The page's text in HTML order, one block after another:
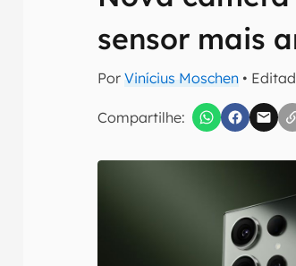
sensor mais
PorVinícius Moschen •
Compartilhe:
Seu resumo
Assine a newsletter do
mão.
Confirmo que li, aceito